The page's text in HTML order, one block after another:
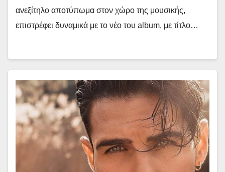
ανεξίτηλο αποτύπωμα στον χώρο της μουσικής,
επιστρέφει δυναμικά με το νέο του album, με τίτλο…